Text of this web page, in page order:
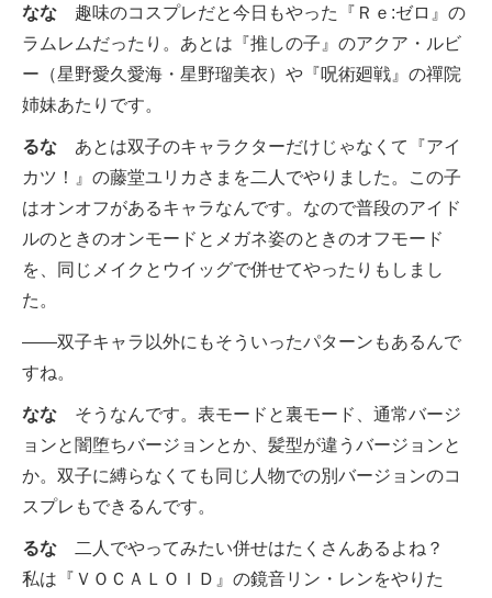
なな 趣味のコスプレだと今日もやった『Ｒｅ:ゼロ』の
ラムレムだったり。あとは『推しの子』のアクア・ルビ
ー（星野愛久愛海・星野瑠美衣）や『呪術廻戦』の禪院
姉妹あたりです。
るな あとは双子のキャラクターだけじゃなくて『アイ
カツ！』の藤堂ユリカさまを二人でやりました。この子
はオンオフがあるキャラなんです。なので普段のアイド
ルのときのオンモードとメガネ姿のときのオフモード
を、同じメイクとウイッグで併せてやったりもしまし
た。
――双子キャラ以外にもそういったパターンもあるんで
すね。
なな そうなんです。表モードと裏モード、通常バージ
ョンと闇堕ちバージョンとか、髪型が違うバージョンと
か。双子に縛らなくても同じ人物での別バージョンのコ
スプレもできるんです。
るな 二人でやってみたい併せはたくさんあるよね？
私は『ＶＯＣＡＬＯＩＤ』の鏡音リン・レンをやりた